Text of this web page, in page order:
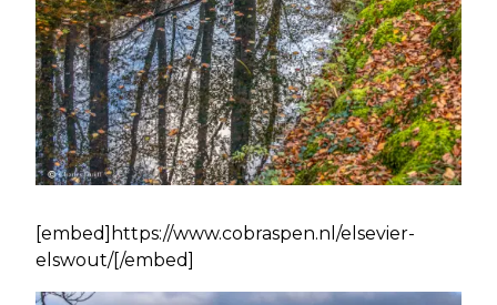
[embed]https://www.cobraspen.nl/elsevier-
elswout/[/embed]